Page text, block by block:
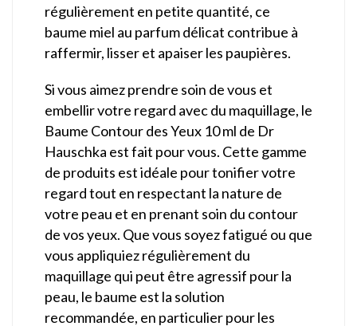
régulièrement en petite quantité, ce
baume miel au parfum délicat contribue à
raffermir, lisser et apaiser les paupières.
Si vous aimez prendre soin de vous et
embellir votre regard avec du maquillage, le
Baume Contour des Yeux 10 ml de Dr
Hauschka est fait pour vous. Cette gamme
de produits est idéale pour tonifier votre
regard tout en respectant la nature de
votre peau et en prenant soin du contour
de vos yeux. Que vous soyez fatigué ou que
vous appliquiez régulièrement du
maquillage qui peut être agressif pour la
peau, le baume est la solution
recommandée, en particulier pour les